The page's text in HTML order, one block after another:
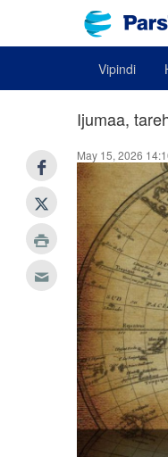
Vipindi
Ijumaa,
May 15, 2026